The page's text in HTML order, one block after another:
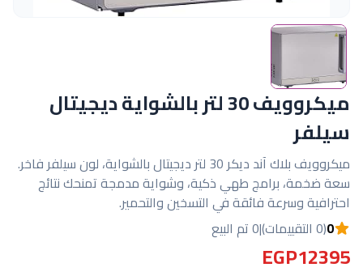
ميكروويف 30 لتر بالشواية ديجيتال
سيلفر
ميكروويف بلاك آند ديكر 30 لتر ديجيتال بالشواية، لون سيلفر فاخر.
سعة ضخمة، برامج طهي ذكية، وشواية مدمجة تمنحك نتائج
احترافية وسرعة فائقة في التسخين والتحمير.
0(0 التقييمات) |0 تم البيع
EGP12395